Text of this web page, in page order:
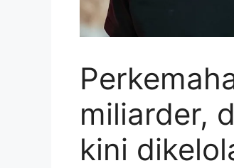
miliarder,
kini